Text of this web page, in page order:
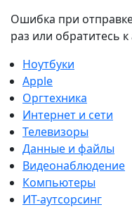
Ошибка при
раз или обратитесь
Ноутбуки
Apple
Оргтехника
Интернет и сети
Телевизоры
Данные и файлы
Видеонаблюдение
Компьютеры
ИТ-аутсорсинг